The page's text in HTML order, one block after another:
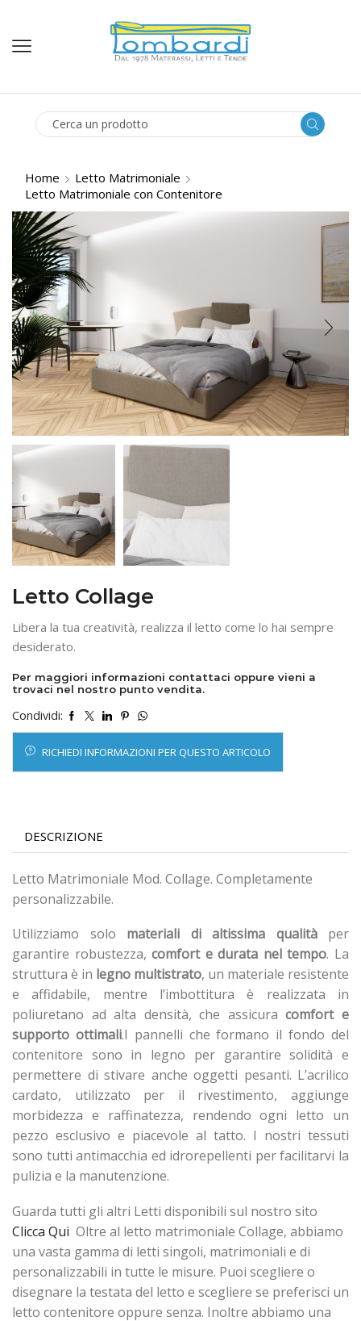
Home
Letto Matrimoniale
Letto Matrimoniale con Contenitore
Letto Collage
Libera la tua creatività, realizza il letto come lo hai sempre
desiderato.
Per maggiori informazioni contattaci oppure vieni a
trovaci nel nostro punto vendita.
Condividi:
RICHIEDI INFORMAZIONI PER QUESTO ARTICOLO
DESCRIZIONE
Letto Matrimoniale Mod. Collage. Completamente
personalizzabile.
Utilizziamo solo materiali di altissima qualitàper
garantire robustezza,comfort e durata nel tempo. La
struttura è in legno multistrato, un materiale resistente
e affidabile, mentre l’imbottitura è realizzata in
poliuretano ad alta densità, che assicuracomfort e
supporto ottimali.I pannelli che formano il fondo del
contenitore sono in legno per garantire solidità e
permettere di stivare anche oggetti pesanti. L’acrilico
cardato, utilizzato per il rivestimento, aggiunge
morbidezza e raffinatezza, rendendo ogni letto un
pezzo esclusivo e piacevole al tatto. I nostri tessuti
sono tutti antimacchia ed idrorepellenti per facilitarvi la
pulizia e la manutenzione.
Guarda tutti gli altri Letti disponibili sul nostro sito
Clicca Qui Oltre al letto matrimoniale Collage, abbiamo
una vasta gamma di letti singoli, matrimoniali e di
personalizzabili in tutte le misure. Puoi scegliere o
disegnare la testata del letto e scegliere se preferisci un
letto contenitore oppure senza. Inoltre abbiamo una